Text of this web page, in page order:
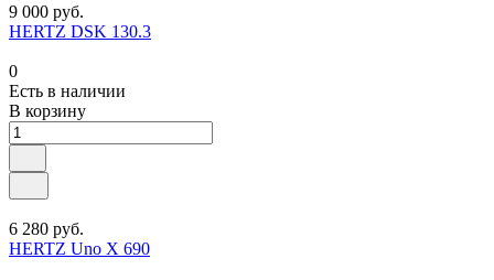
9 000 руб.
HERTZ DSK 130.3
0
Есть в наличии
В корзину
6 280 руб.
HERTZ Uno X 690